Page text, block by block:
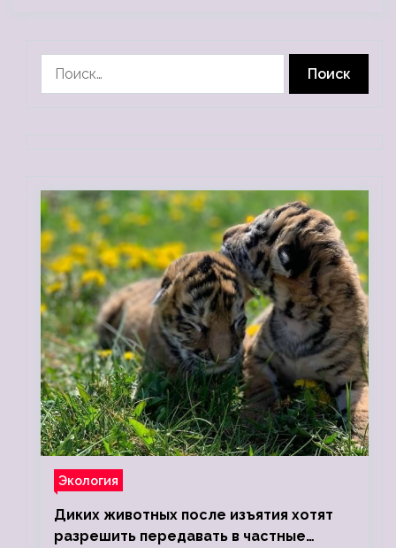
Экология
Диких животных после изъятия хотят
разрешить передавать в частные